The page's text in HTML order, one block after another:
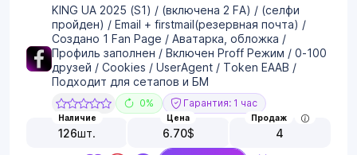
KING UA 2025 (S1) / (включена 2 FA) / (селфи
пройден) / Email + firstmail(резервная почта) /
Создано 1 Fan Page / Аватарка, обложка /
Профиль заполнен / Включен Proff Режим / 0-100
друзей / Cookies / UserAgent / Token EAAB /
Подходит для сетапов и БМ
0% Гарантия: 1 час
Наличие
126шт.
Цена
6.70$
Продаж
4